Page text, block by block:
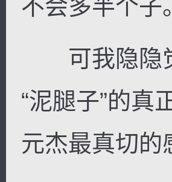
不会多半个子
可我隐隐觉
“泥腿子”的真
元杰最真切的